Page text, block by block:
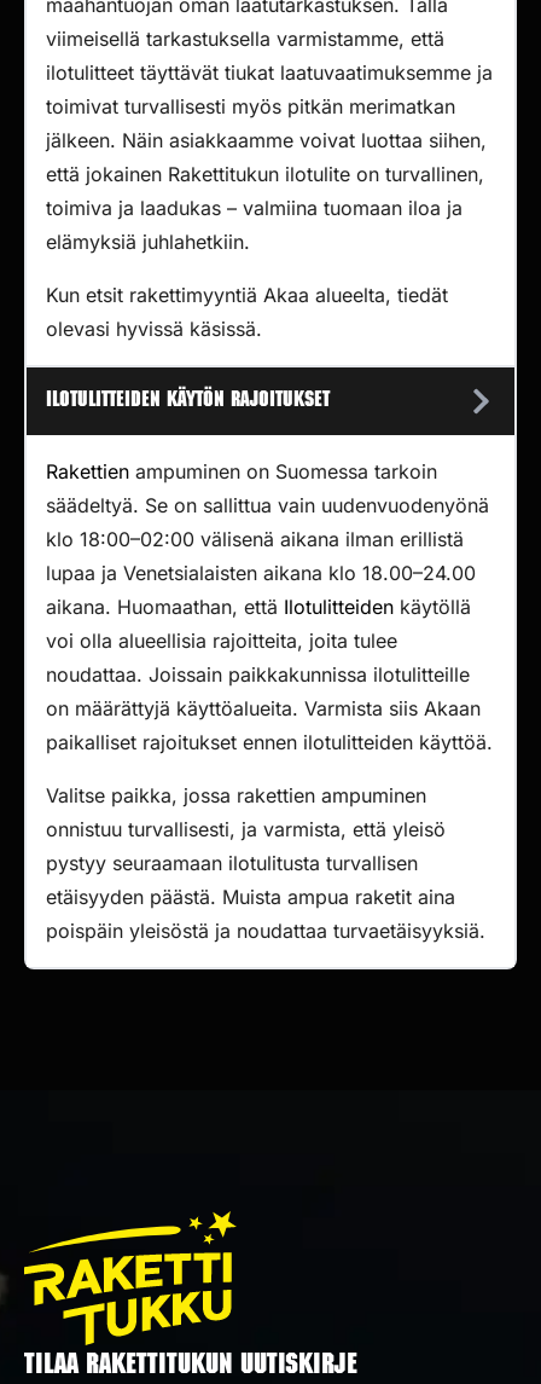
maahantuojan oman laatutarkastuksen. Tällä
viimeisellä tarkastuksella varmistamme, että
ilotulitteet täyttävät tiukat laatuvaatimuksemme ja
toimivat turvallisesti myös pitkän merimatkan
jälkeen. Näin asiakkaamme voivat luottaa siihen,
että jokainen Rakettitukun ilotulite on turvallinen,
toimiva ja laadukas – valmiina tuomaan iloa ja
elämyksiä juhlahetkiin.
Kun etsit rakettimyyntiä Akaa alueelta, tiedät
olevasi hyvissä käsissä.
Ilotulitteiden käytön rajoitukset
Rakettien ampuminen on Suomessa tarkoin
säädeltyä. Se on sallittua vain uudenvuodenyönä
klo 18:00–02:00 välisenä aikana ilman erillistä
lupaa ja Venetsialaisten aikana klo 18.00–24.00
aikana. Huomaathan, että Ilotulitteiden käytöllä
voi olla alueellisia rajoitteita, joita tulee
noudattaa. Joissain paikkakunnissa ilotulitteille
on määrättyjä käyttöalueita. Varmista siis Akaan
paikalliset rajoitukset ennen ilotulitteiden käyttöä.
Valitse paikka, jossa rakettien ampuminen
onnistuu turvallisesti, ja varmista, että yleisö
pystyy seuraamaan ilotulitusta turvallisen
etäisyyden päästä. Muista ampua raketit aina
poispäin yleisöstä ja noudattaa turvaetäisyyksiä.
TILAA RAKETTITUKUN UUTISKIRJE